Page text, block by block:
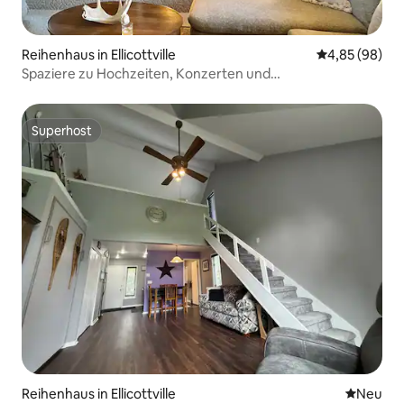
Reihenhaus in Ellicottville
4,85 (98)
Spaziere zu Hochzeiten, Konzerten und
Superhost
Superhost
Reihenhaus in Ellicottville Neue
Neu